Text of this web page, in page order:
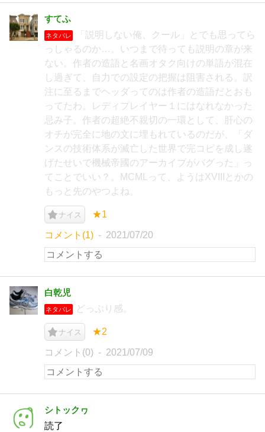
すてふ
ネタバレ
「説明しない俺、クール」とでも思ってら
っしゃるのか…。いつまで待っても説明の章が来
ない。作者の造語と名画オタク向けの単語が混在
し過ぎて、自力での設定の把握は阻害される。訳
注に至るまでヘッダってのは作者の造語だとおも
ってたわ。レディプレイヤー１にはなれなかった
忌み子。作者の超絶不親切の一環として、肝心の
オチが完全に地の文に埋もれているのだが、「ダ
ンスの技術体系が滅亡した世界で完コピを成し遂
げたせいで機械帝國のアーカイブがバグった」っ
てことでいい？。MCMLって、ようはXVIIIとかの
もっと先のやつよね。
ナイス ★1
コメント(1) 2021/07/20
白乾児
ネタバレ どっぷり感。
ナイス ★2
コメント(0) 2021/07/09
シトックヮ
読了